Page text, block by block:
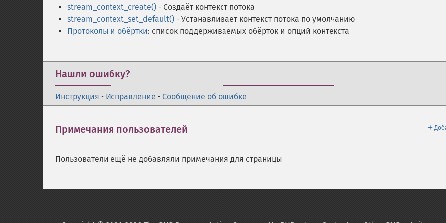
stream_context_create() - Создаёт контекст потока
stream_context_set_default() - Устанавливает контекст потока по умолчанию
Протоколы и обёртки: список поддерживаемых обёрток и опций контекста
Нашли ошибку?
Инструкция • Исправление • Сообщение об ошибке
＋
Примечания пользователей
Пользователи ещё не добавляли примечания для страницы